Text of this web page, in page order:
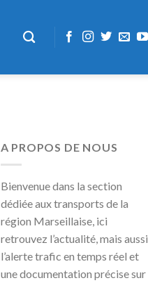
A PROPOS DE NOUS
Bienvenue dans la section
dédiée aux transports de la
région Marseillaise, ici
retrouvez l’actualité, mais aussi
l’alerte trafic en temps réel et
une documentation précise sur